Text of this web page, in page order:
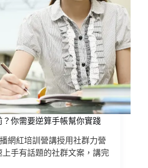
你需要逆算手帳幫你實踐
網紅培訓營講授用社群力營
手有話題的社群文案，講完